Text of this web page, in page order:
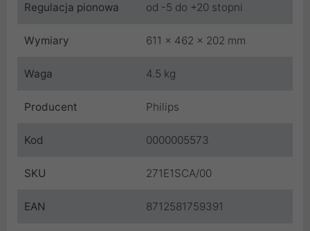
Regulacja pionowa od -5 do +20 stopni
Wymiary 611 x 462 x 202 mm
Waga 4.5 kg
Producent Philips
Kod 0000005573
SKU 271E1SCA/00
EAN 8712581759391